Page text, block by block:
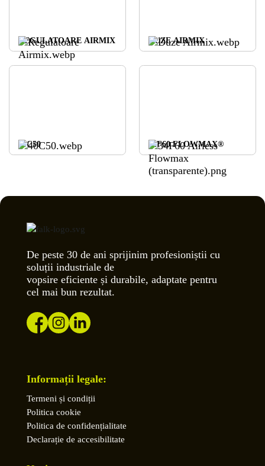
REGULATOARE AIRMIX DUZE AIRMIX
40C50 34F60 FLOWMAX®
De peste 30 de ani sprijinim profesioniștii cu
soluții industriale de
vopsire eficiente și durabile, adaptate pentru
cel mai bun rezultat.
Informații legale:
Termeni și condiții
Politica cookie
Politica de confidențialitate
Declarație de accesibilitate